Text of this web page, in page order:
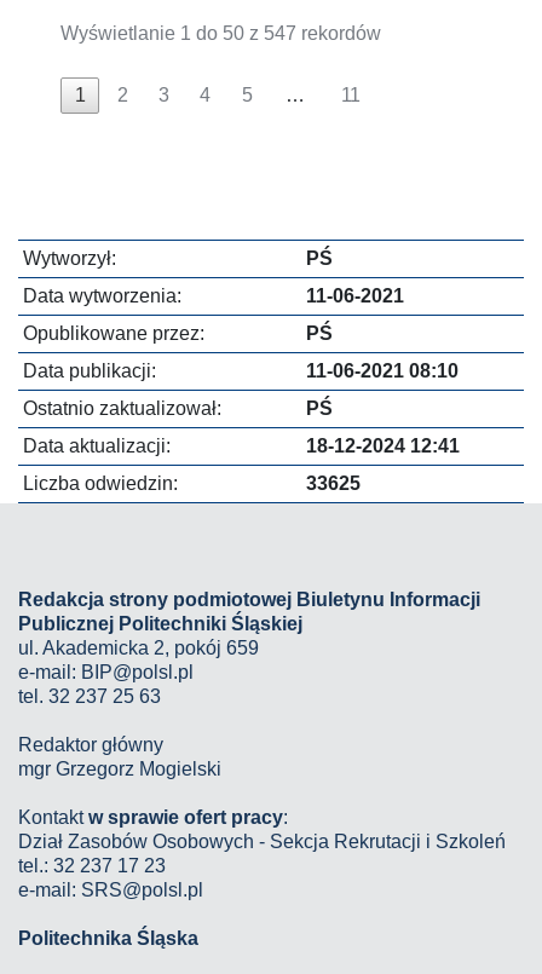
Wyświetlanie 1 do 50 z 547 rekordów
1 2 3 4 5 … 11
Wytworzył:
PŚ
Data wytworzenia:
11-06-2021
Opublikowane przez:
PŚ
Data publikacji:
11-06-2021 08:10
Ostatnio zaktualizował:
PŚ
Data aktualizacji:
18-12-2024 12:41
Liczba odwiedzin:
33625
Redakcja strony podmiotowej Biuletynu Informacji
Publicznej Politechniki Śląskiej
ul. Akademicka 2, pokój 659
e-mail: BIP@polsl.pl
tel. 32 237 25 63
Redaktor główny
mgr Grzegorz Mogielski
Kontaktw sprawie ofert pracy:
Dział Zasobów Osobowych - Sekcja Rekrutacji i Szkoleń
tel.: 32 237 17 23
e-mail: SRS@polsl.pl
Politechnika Śląska